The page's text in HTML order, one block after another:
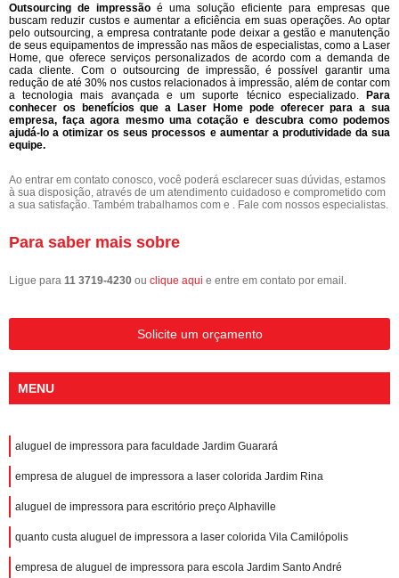
Outsourcing de impressão é uma solução eficiente para empresas que
buscam reduzir custos e aumentar a eficiência em suas operações. Ao optar
pelo outsourcing, a empresa contratante pode deixar a gestão e manutenção
de seus equipamentos de impressão nas mãos de especialistas, como a Laser
Home, que oferece serviços personalizados de acordo com a demanda de
cada cliente. Com o outsourcing de impressão, é possível garantir uma
redução de até 30% nos custos relacionados à impressão, além de contar com
a tecnologia mais avançada e um suporte técnico especializado. Para
conhecer os benefícios que a Laser Home pode oferecer para a sua
empresa, faça agora mesmo uma cotação e descubra como podemos
ajudá-lo a otimizar os seus processos e aumentar a produtividade da sua
equipe.
Ao entrar em contato conosco, você poderá esclarecer suas dúvidas, estamos
à sua disposição, através de um atendimento cuidadoso e comprometido com
a sua satisfação. Também trabalhamos com e . Fale com nossos especialistas.
Para saber mais sobre
Ligue para 11 3719-4230 ou clique aqui e entre em contato por email.
Solicite um orçamento
MENU
aluguel de impressora para faculdade Jardim Guarará
empresa de aluguel de impressora a laser colorida Jardim Rina
aluguel de impressora para escritório preço Alphaville
quanto custa aluguel de impressora a laser colorida Vila Camilópolis
empresa de aluguel de impressora para escola Jardim Santo André